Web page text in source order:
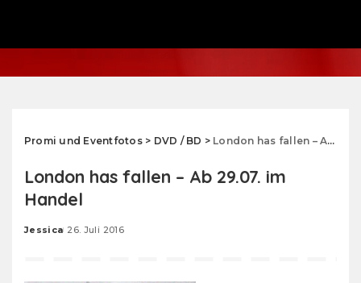
Promi und Eventfotos> DVD / BD > London has fallen – Ab 29.07. im Handel
London has fallen – Ab 29.07. im
Handel
Posted
Jessica 26. Juli 2016